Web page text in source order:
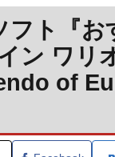
フト『お
ン ワリ
of